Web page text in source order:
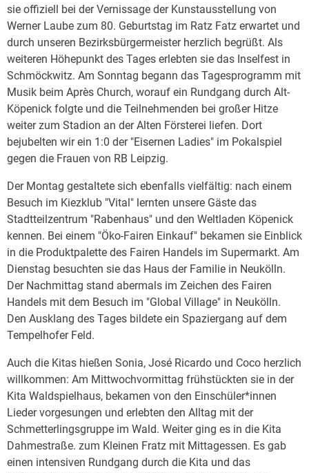
sie offiziell bei der Vernissage der Kunstausstellung von
Werner Laube zum 80. Geburtstag im Ratz Fatz erwartet und
durch unseren Bezirksbürgermeister herzlich begrüßt. Als
weiteren Höhepunkt des Tages erlebten sie das Inselfest in
Schmöckwitz. Am Sonntag begann das Tagesprogramm mit
Musik beim Après Church, worauf ein Rundgang durch Alt-
Köpenick folgte und die Teilnehmenden bei großer Hitze
weiter zum Stadion an der Alten Försterei liefen. Dort
bejubelten wir ein 1:0 der "Eisernen Ladies" im Pokalspiel
gegen die Frauen von RB Leipzig.
Der Montag gestaltete sich ebenfalls vielfältig: nach einem
Besuch im Kiezklub "Vital" lernten unsere Gäste das
Stadtteilzentrum "Rabenhaus" und den Weltladen Köpenick
kennen. Bei einem "Öko-Fairen Einkauf" bekamen sie Einblick
in die Produktpalette des Fairen Handels im Supermarkt. Am
Dienstag besuchten sie das Haus der Familie in Neukölln.
Der Nachmittag stand abermals im Zeichen des Fairen
Handels mit dem Besuch im "Global Village" in Neukölln.
Den Ausklang des Tages bildete ein Spaziergang auf dem
Tempelhofer Feld.
Auch die Kitas hießen Sonia, José Ricardo und Coco herzlich
willkommen: Am Mittwochvormittag frühstückten sie in der
Kita Waldspielhaus, bekamen von den Einschüler*innen
Lieder vorgesungen und erlebten den Alltag mit der
Schmetterlingsgruppe im Wald. Weiter ging es in die Kita
Dahmestraße. zum Kleinen Fratz mit Mittagessen. Es gab
einen intensiven Rundgang durch die Kita und das